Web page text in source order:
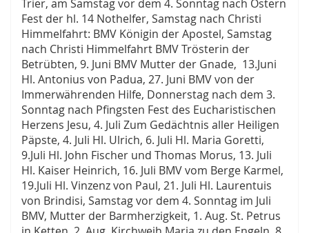
Trier, am Samstag vor dem 4. Sonntag nach Ostern
Fest der hl. 14 Nothelfer, Samstag nach Christi
Himmelfahrt: BMV Königin der Apostel, Samstag
nach Christi Himmelfahrt BMV Trösterin der
Betrübten, 9. Juni BMV Mutter der Gnade, 13.Juni
Hl. Antonius von Padua, 27. Juni BMV von der
Immerwährenden Hilfe, Donnerstag nach dem 3.
Sonntag nach Pfingsten Fest des Eucharistischen
Herzens Jesu, 4. Juli Zum Gedächtnis aller Heiligen
Päpste, 4. Juli Hl. Ulrich, 6. Juli Hl. Maria Goretti,
9.Juli Hl. John Fischer und Thomas Morus, 13. Juli
Hl. Kaiser Heinrich, 16. Juli BMV vom Berge Karmel,
19.Juli Hl. Vinzenz von Paul, 21. Juli Hl. Laurentuis
von Brindisi, Samstag vor dem 4. Sonntag im Juli
BMV, Mutter der Barmherzigkeit, 1. Aug. St. Petrus